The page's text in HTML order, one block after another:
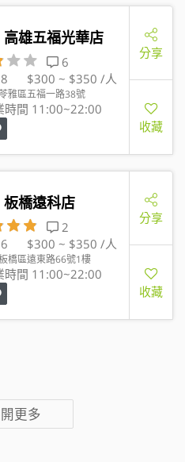
雄五福光華店
6
$300 ~ $350 /人
雅區五福一路38號
時間 11:00~22:00
分享
收藏
橋遠科店
2
$300 ~ $350 /人
橋區遠東路66號1樓
時間 11:00~22:00
分享
收藏
更多